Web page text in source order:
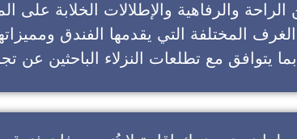
والرفاهية والإطلالات الخلابة على
المختلفة التي يقدمها الفندق
يتوافق مع تطلعات النزلاء الباحثين عن